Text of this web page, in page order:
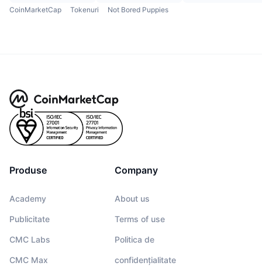
CoinMarketCap Tokenuri Not Bored Puppies
Produse
Academy
Publicitate
CMC Labs
CMC Max
Company
About us
Terms of use
Politica de
confidențialitate